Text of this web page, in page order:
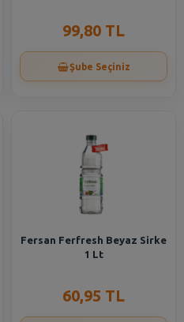
99,80 TL
Şube Seçiniz
Fersan Ferfresh Beyaz Sirke
1 Lt
60,95 TL